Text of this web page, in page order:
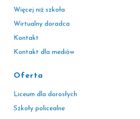
Więcej niż szkoła
Wirtualny doradca
Kontakt
Kontakt dla mediów
Oferta
Liceum dla dorosłych
Szkoły policealne